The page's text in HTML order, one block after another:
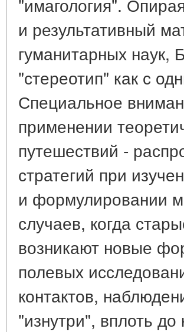
и результативный
гуманитарных наук,
"стереотип" как с
Специальное
применении
путешествий -
стратегий при
и формулировании
случаев, когда
возникают новые
полевых
контактов,
"изнутри", вплоть